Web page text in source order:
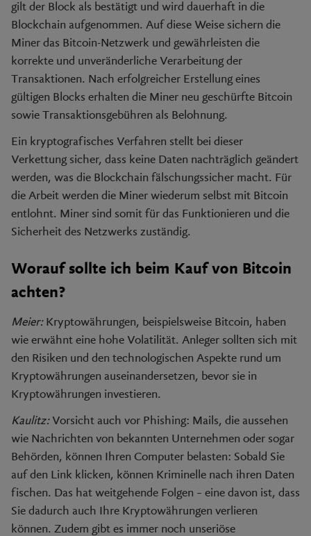
gilt der Block als bestätigt und wird dauerhaft in die
Blockchain aufgenommen. Auf diese Weise sichern die
Miner das Bitcoin-Netzwerk und gewährleisten die
korrekte und unveränderliche Verarbeitung der
Transaktionen. Nach erfolgreicher Erstellung eines
gültigen Blocks erhalten die Miner neu geschürfte Bitcoin
sowie Transaktionsgebühren als Belohnung.
Ein kryptografisches Verfahren stellt bei dieser
Verkettung sicher, dass keine Daten nachträglich geändert
werden, was die Blockchain fälschungssicher macht. Für
die Arbeit werden die Miner wiederum selbst mit Bitcoin
entlohnt. Miner sind somit für das Funktionieren und die
Sicherheit des Netzwerks zuständig.
Worauf sollte ich beim Kauf von Bitcoin
achten?
Meier:Kryptowährungen, beispielsweise Bitcoin, haben
wie erwähnt eine hohe Volatilität. Anleger sollten sich mit
den Risiken und den technologischen Aspekte rund um
Kryptowährungen auseinandersetzen, bevor sie in
Kryptowährungen investieren.
Kaulitz:Vorsicht auch vor Phishing: Mails, die aussehen
wie Nachrichten von bekannten Unternehmen oder sogar
Behörden, können Ihren Computer belasten: Sobald Sie
auf den Link klicken, können Kriminelle nach ihren Daten
fischen. Das hat weitgehende Folgen – eine davon ist, dass
Sie dadurch auch Ihre Kryptowährungen verlieren
können. Zudem gibt es immer noch unseriöse